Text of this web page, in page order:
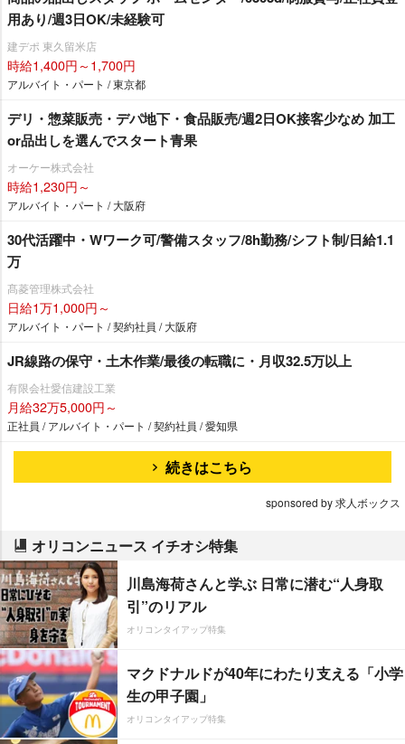
用あり/週3日OK/未経験可
建デポ 東久留米店
時給1,400円～1,700円
アルバイト・パート / 東京都
デリ・惣菜販売・デパ地下・食品販売/週2日OK接客少なめ 加工
or品出しを選んでスタート青果
オーケー株式会社
時給1,230円～
アルバイト・パート / 大阪府
30代活躍中・Wワーク可/警備スタッフ/8h勤務/シフト制/日給1.1
万
髙菱管理株式会社
日給1万1,000円～
アルバイト・パート / 契約社員 / 大阪府
JR線路の保守・土木作業/最後の転職に・月収32.5万以上
有限会社愛信建設工業
月給32万5,000円～
正社員 / アルバイト・パート / 契約社員 / 愛知県
続きはこちら
sponsored by 求人ボックス
オリコンニュース イチオシ特集
川島海荷さんと学ぶ 日常に潜む“人身取
引”のリアル
オリコンタイアップ特集
マクドナルドが40年にわたり支える「小学
生の甲子園」
オリコンタイアップ特集